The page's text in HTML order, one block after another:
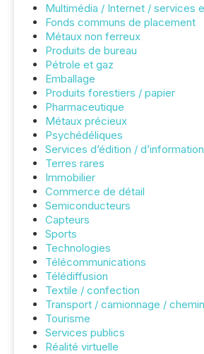
Multimédia / Internet / services
Fonds communs de placement
Métaux non ferreux
Produits de bureau
Pétrole et gaz
Emballage
Produits forestiers / papier
Pharmaceutique
Métaux précieux
Psychédéliques
Services d’édition / d’information
Terres rares
Immobilier
Commerce de détail
Semiconducteurs
Capteurs
Sports
Technologies
Télécommunications
Télédiffusion
Textile / confection
Transport / camionnage /
Tourisme
Services publics
Réalité virtuelle